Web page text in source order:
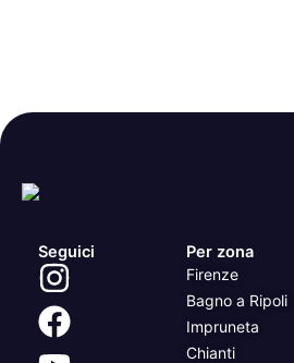
Seguici Per zona
Firenze
Bagno a Ripoli
Impruneta
Chianti